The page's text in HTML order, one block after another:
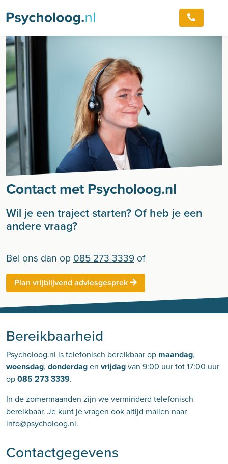
Contact met Psycholoog.nl
Wil je een traject starten? Of heb je een
andere vraag?
Bel ons dan op 085 273 3339 of
Plan vrijblijvend adviesgesprek
Bereikbaarheid
Psycholoog.nl is telefonisch bereikbaar op maandag,
woensdag, donderdagen vrijdagvan 9:00 uur tot 17:00 uur
op085 273 3339.
In de zomermaanden zijn we verminderd telefonisch
bereikbaar. Je kunt je vragen ook altijd mailen naar
info@psycholoog.nl.
Contactgegevens